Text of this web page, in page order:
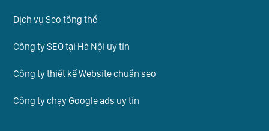
Dịch vụ Seo tổng thể
Công ty SEO tại Hà Nội uy tín
Công ty thiết kế Website chuẩn seo
Công ty chạy Google ads uy tín